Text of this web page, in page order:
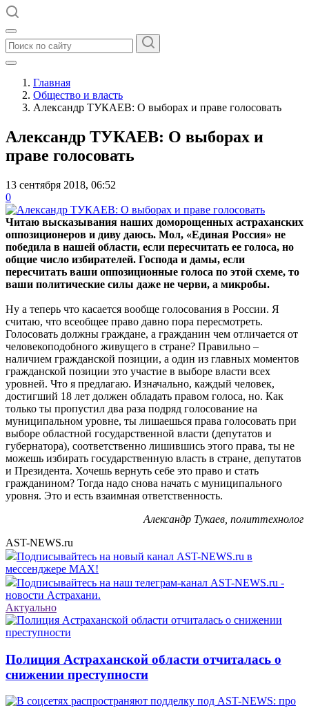
Главная
Общество и власть
Александр ТУКАЕВ: О выборах и праве голосовать
Александр ТУКАЕВ: О выборах и
праве голосовать
13 сентября 2018, 06:52
0
Читаю высказывания наших доморощенных астраханских
оппозиционеров и диву даюсь. Мол, «Единая Россия» не
победила в нашей области, если пересчитать ее голоса, но
общие число избирателей. Господа и дамы, если
пересчитать ваши оппозиционные голоса по этой схеме, то
ваши политические силы даже не черви, а микробы.
Ну а теперь что касается вообще голосования в России. Я
считаю, что всеобщее право давно пора пересмотреть.
Голосовать должны граждане, а гражданин чем отличается от
человекоподобного живущего в стране? Правильно –
наличием гражданской позиции, а один из главных моментов
гражданской позиции это участие в выборе власти всех
уровней. Что я предлагаю. Изначально, каждый человек,
достигший 18 лет должен обладать правом голоса, но. Как
только ты пропустил два раза подряд голосование на
муниципальном уровне, ты лишаешься права голосовать при
выборе областной государственной власти (депутатов и
губернатора), соответственно лишившись этого права, ты не
можешь избирать государственную власть в стране, депутатов
и Президента. Хочешь вернуть себе это право и стать
гражданином? Тогда надо снова начать с муниципального
уровня. Это и есть взаимная ответственность.
Александр Тукаев, политтехнолог
AST-NEWS.ru
Подписывайтесь на новый канал AST-NEWS.ru в
мессенджере MAX!
Подписывайтесь на наш телеграм-канал AST-NEWS.ru -
новости Астрахани.
Актуально
Полиция Астраханской области отчиталась о
снижении преступности